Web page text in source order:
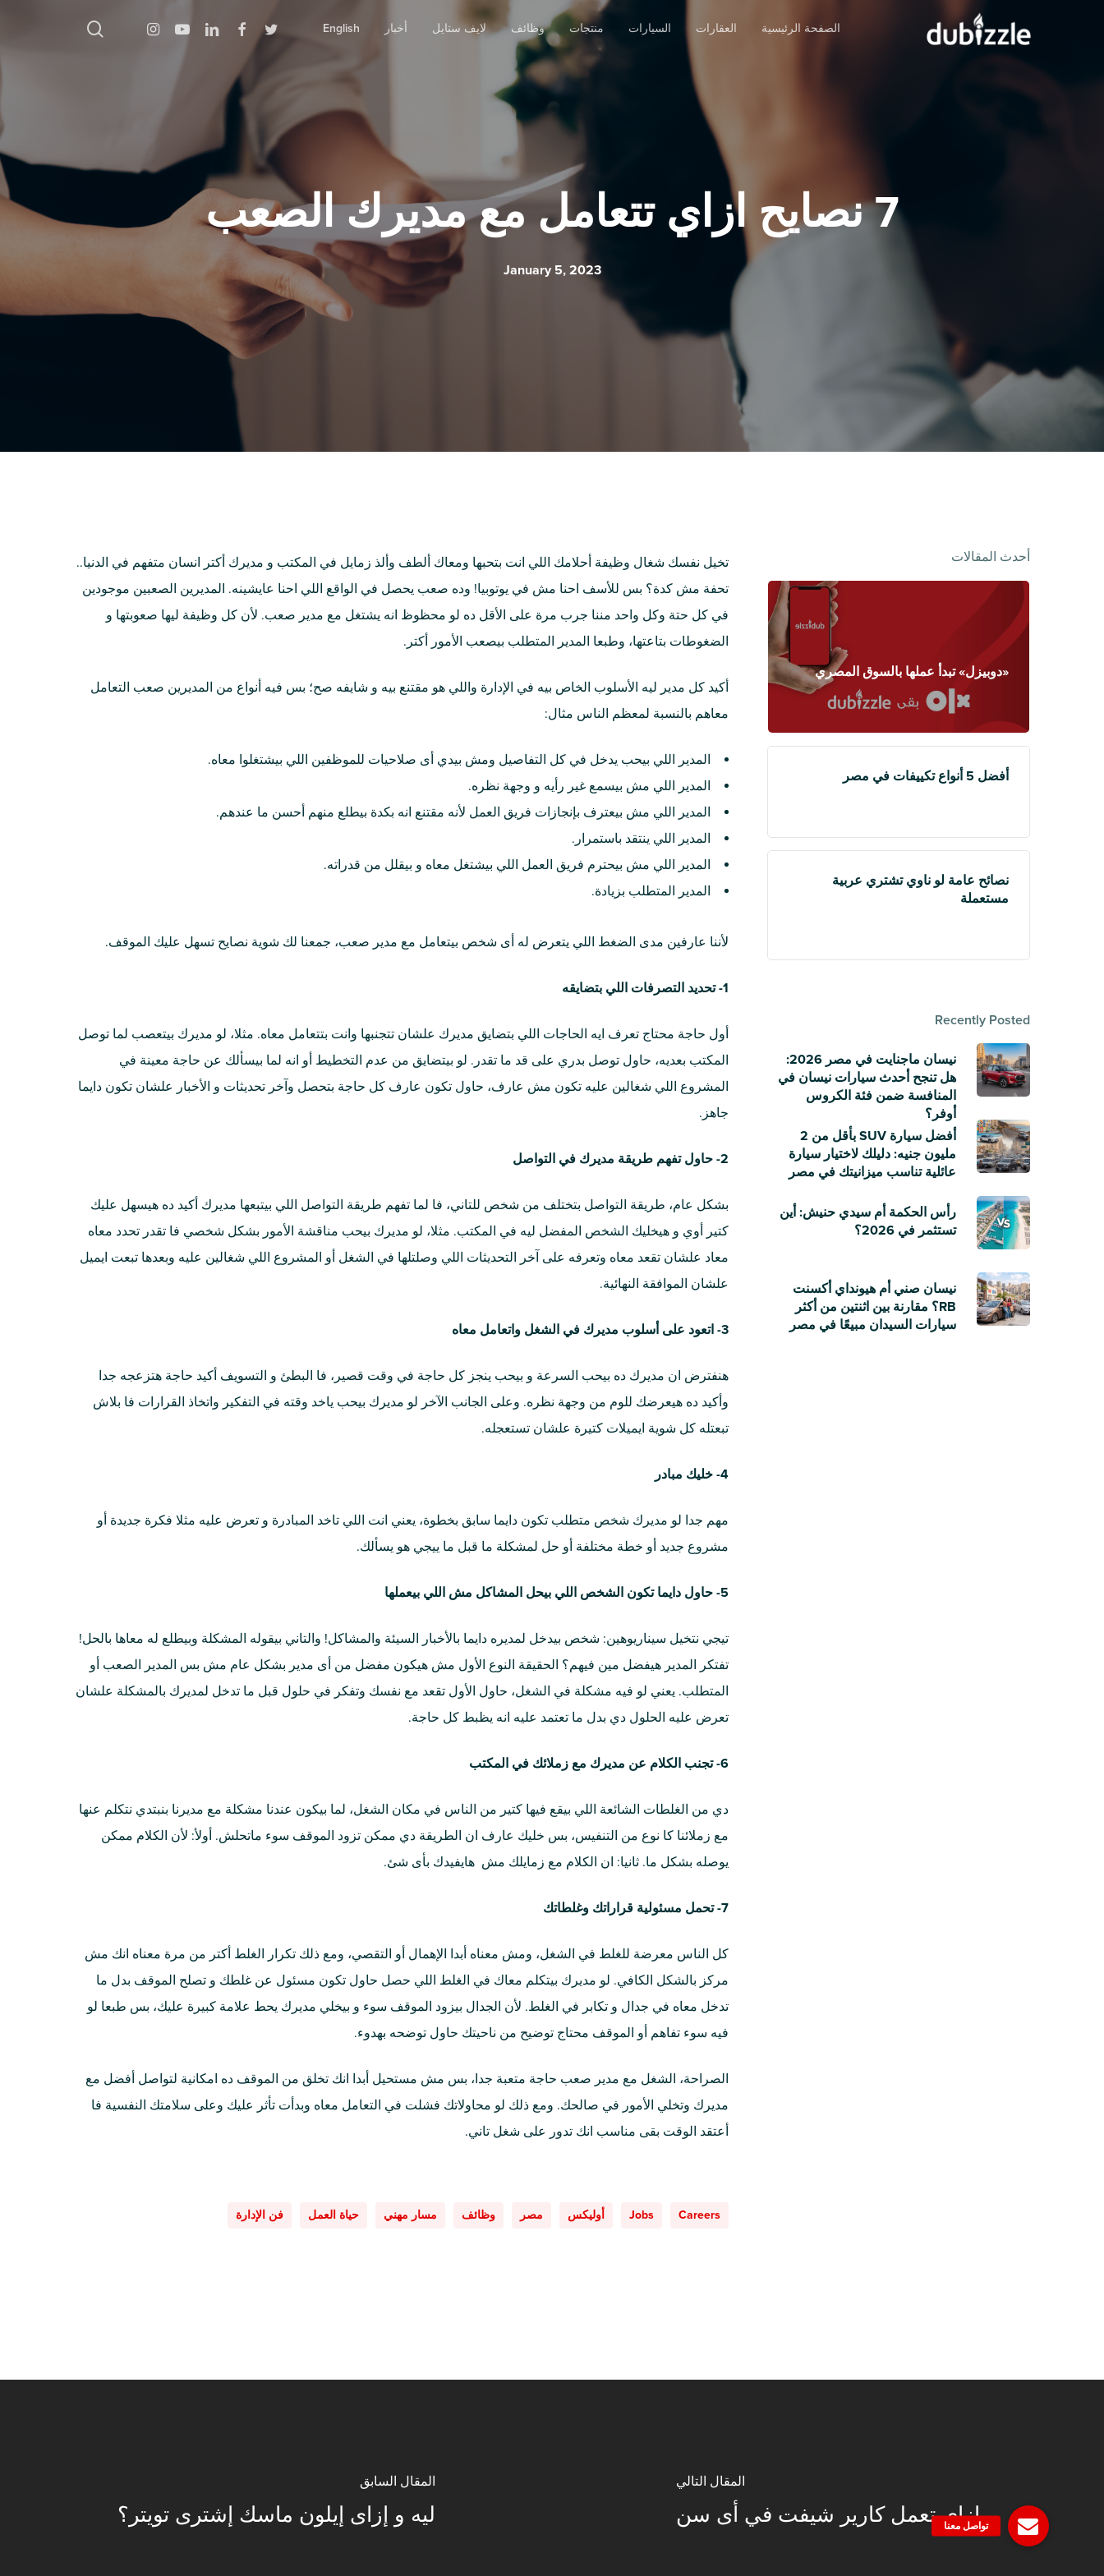
اضغط على Enter للبحث أو ESC للإغلاق
الصفحة الرئيسية العقارات السيارات منتجات وظائف لايف ستايل أخبار English
Twitter
Facebook
Linkedin
Youtube
Instagram بحث
7 نصايح ازاي تتعامل مع مديرك الصعب
January 5, 2023
تخيل نفسك شغال وظيفة أحلامك اللي انت بتحبها ومعاك ألطف وألذ زمايل في المكتب و مديرك أكتر انسان متفهم في الدنيا..
تحفة مش كدة؟ بس للأسف احنا مش في يوتوبيا! وده صعب يحصل في الواقع اللي احنا عايشينه. المديرين الصعبين موجودين
في كل حتة وكل واحد مننا جرب مرة على الأقل ده لو محظوظ انه يشتغل مع مدير صعب. لأن كل وظيفة ليها صعوبتها و
الضغوطات بتاعتها، وطبعا المدير المتطلب بيصعب الأمور أكتر.
أكيد كل مدير ليه الأسلوب الخاص بيه في الإدارة واللي هو مقتنع بيه و شايفه صح؛ بس فيه أنواع من المديرين صعب التعامل
معاهم بالنسبة لمعظم الناس مثال:
المدير اللي بيحب يدخل في كل التفاصيل ومش بيدي أى صلاحيات للموظفين اللي بيشتغلوا معاه.
المدير اللي مش بيسمع غير رأيه و وجهة نظره.
المدير اللي مش بيعترف بإنجازات فريق العمل لأنه مقتنع انه بكدة بيطلع منهم أحسن ما عندهم.
المدير اللي ينتقد باستمرار.
المدير اللي مش بيحترم فريق العمل اللي بيشتغل معاه و بيقلل من قدراته.
المدير المتطلب بزيادة.
لأننا عارفين مدى الضغط اللي يتعرض له أى شخص بيتعامل مع مدير صعب، جمعنا لك شوية نصايح تسهل عليك الموقف.
1- تحديد التصرفات اللي بتضايقه
أول حاجة محتاج تعرف ايه الحاجات اللي بتضايق مديرك علشان تتجنبها وانت بتتعامل معاه. مثلا، لو مديرك بيتعصب لما توصل
المكتب بعديه، حاول توصل بدري على قد ما تقدر. لو بيتضايق من عدم التخطيط أو انه لما بيسألك عن حاجة معينة في
المشروع اللي شغالين عليه تكون مش عارف، حاول تكون عارف كل حاجة بتحصل وآخر تحديثات و الأخبار علشان تكون دايما
جاهز.
2- حاول تفهم طريقة مديرك في التواصل
بشكل عام، طريقة التواصل بتختلف من شخص للتاني، فا لما تفهم طريقة التواصل اللي بيتبعها مديرك أكيد ده هيسهل عليك
كتير أوي و هيخليك الشخص المفضل ليه في المكتب. مثلا، لو مديرك بيحب مناقشة الأمور بشكل شخصي فا تقدر تحدد معاه
معاد علشان تقعد معاه وتعرفه على آخر التحديثات اللي وصلتلها في الشغل أو المشروع اللي شغالين عليه وبعدها تبعت ايميل
علشان الموافقة النهائية.
3- اتعود على أسلوب مديرك في الشغل واتعامل معاه
هنفترض ان مديرك ده بيحب السرعة و بيحب ينجز كل حاجة في وقت قصير، فا البطئ و التسويف أكيد حاجة هتزعجه جدا
وأكيد ده هيعرضك للوم من وجهة نظره. وعلى الجانب الآخر لو مديرك بيحب ياخد وقته في التفكير واتخاذ القرارات فا بلاش
تبعتله كل شوية ايميلات كتيرة علشان تستعجله.
4- خليك مبادر
مهم جدا لو مديرك شخص متطلب تكون دايما سابق بخطوة، يعني انت اللي تاخد المبادرة و تعرض عليه مثلا فكرة جديدة أو
مشروع جديد أو خطة مختلفة أو حل لمشكلة ما قبل ما ييجي هو يسألك.
5- حاول دايما تكون الشخص اللي بيحل المشاكل مش اللي بيعملها
تيجي نتخيل سيناريوهين: شخص بيدخل لمديره دايما بالأخبار السيئة والمشاكل! والتاني بيقوله المشكلة وبيطلع له معاها بالحل!
تفتكر المدير هيفضل مين فيهم؟ الحقيقة النوع الأول مش هيكون مفضل من أى مدير بشكل عام مش بس المدير الصعب أو
المتطلب. يعني لو فيه مشكلة في الشغل، حاول الأول تقعد مع نفسك وتفكر في حلول قبل ما تدخل لمديرك بالمشكلة علشان
تعرض عليه الحلول دي بدل ما تعتمد عليه انه يظبط كل حاجة.
6- تجنب الكلام عن مديرك مع زملائك في المكتب
دي من الغلطات الشائعة اللي بيقع فيها كتير من الناس في مكان الشغل، لما بيكون عندنا مشكلة مع مديرنا بنبتدي نتكلم عنها
مع زملائنا كا نوع من التنفيس، بس خليك عارف ان الطريقة دي ممكن تزود الموقف سوء ماتحلش. أولأ: لأن الكلام ممكن
يوصله بشكل ما. ثانيا: ان الكلام مع زمايلك مش هايفيدك بأى شئ.
7- تحمل مسئولية قراراتك وغلطاتك
كل الناس معرضة للغلط في الشغل، ومش معناه أبدا الإهمال أو التقصي، ومع ذلك تكرار الغلط أكتر من مرة معناه انك مش
مركز بالشكل الكافي. لو مديرك بيتكلم معاك في الغلط اللي حصل حاول تكون مسئول عن غلطك و تصلح الموقف بدل ما
تدخل معاه في جدال و تكابر في الغلط. لأن الجدال بيزود الموقف سوء و بيخلي مديرك يحط علامة كبيرة عليك، بس طبعا لو
فيه سوء تفاهم أو الموقف محتاج توضيح من ناحيتك حاول توضحه بهدوء.
الصراحة، الشغل مع مدير صعب حاجة متعبة جدا، بس مش مستحيل أبدا انك تخلق من الموقف ده امكانية لتواصل أفضل مع
مديرك وتخلي الأمور في صالحك. ومع ذلك لو محاولاتك فشلت في التعامل معاه وبدأت تأثر عليك وعلى سلامتك النفسية فا
أعتقد الوقت بقى مناسب انك تدور على شغل تاني.
Careers
Jobs أوليكس مصر وظائف مسار مهني حياة العمل فن الإدارة
أحدث المقالات
«دوبيزل» تبدأ عملها بالسوق المصري
أفضل 5 أنواع تكييفات في مصر
نصائح عامة لو ناوي تشتري عربية
مستعملة
Recently Posted
نيسان ماجنايت في مصر 2026:
هل تنجح أحدث سيارات نيسان في
المنافسة ضمن فئة الكروس
أوفر؟
أفضل سيارة SUV بأقل من 2
مليون جنيه: دليلك لاختيار سيارة
عائلية تناسب ميزانيتك في مصر
رأس الحكمة أم سيدي حنيش: أين
تستثمر في 2026؟
نيسان صني أم هيونداي أكسنت
RB؟ مقارنة بين اثنتين من أكثر
سيارات السيدان مبيعًا في مصر
المقال السابق
ليه و إزاى إيلون ماسك إشترى تويتر؟
المقال التالي
إزاي تعمل كارير شيفت في أى سن